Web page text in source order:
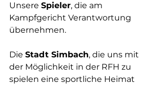
Unsere Spieler, die am
Kampfgericht Verantwortung
übernehmen.
Die Stadt Simbach, die uns mit
der Möglichkeit in der RFH zu
spielen eine sportliche Heimat